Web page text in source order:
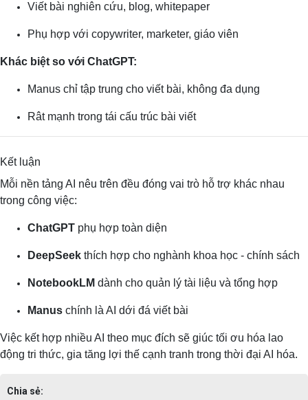
Viết bài nghiên cứu, blog, whitepaper
Phụ hợp với copywriter, marketer, giáo viên
Khác biệt so với ChatGPT:
Manus chỉ tập trung cho viết bài, không đa dụng
Rât mạnh trong tái cấu trúc bài viết
Kết luận
Mỗi nền tảng AI nêu trên đều đóng vai trò hỗ trợ khác nhau
trong công việc:
ChatGPT phụ hợp toàn diện
DeepSeek thích hợp cho nghành khoa học - chính sách
NotebookLM dành cho quản lý tài liệu và tổng hợp
Manus chính là AI dới đá viết bài
Việc kết hợp nhiều AI theo mục đích sẽ giúc tối ơu hóa lao
động tri thức, gia tăng lợi thế cạnh tranh trong thời đại AI hóa.
Chia sẻ: